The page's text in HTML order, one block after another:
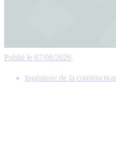
Publié le 07/08/2026
Ingénierie de la construction